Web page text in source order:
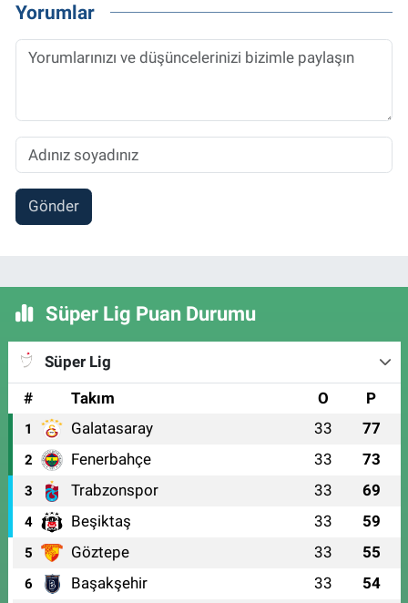
Yorumlar
Gönder
Süper Lig Puan Durumu
Süper Lig
#
Takım O P
1 Galatasaray 33 77
2 Fenerbahçe 33 73
3 Trabzonspor 33 69
4 Beşiktaş 33 59
5 Göztepe 33 55
6 Başakşehir 33 54